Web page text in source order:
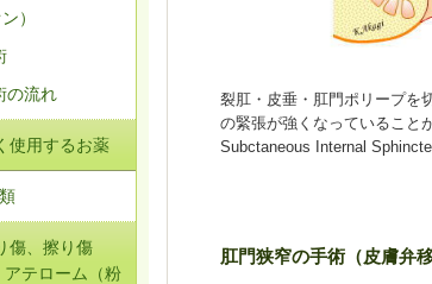
裂肛・皮垂・肛門ポリープを
の緊張が強くなっていること
Subctaneous Internal
肛門狭窄の手術（皮膚弁移
）
の流れ
使用するお薬
傷、擦り傷
テローム（粉